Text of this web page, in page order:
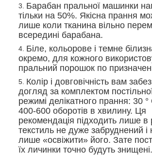
Барабан пральної машинки
тільки на 50%. Якісна прання
лише коли тканина вільно
всередині барабана.
Біле, кольорове і темне
окремо, для кожного
пральний порошок по
Колір і довговічність вам
догляд за комплектом
режимі делікатного прання: 30
400-600 оборотів в хвилину. Ця
рекомендація підходить лише в
текстиль не дуже забруднений і
лише «освіжити» його. Зате
їх личинки точно будуть знищені.